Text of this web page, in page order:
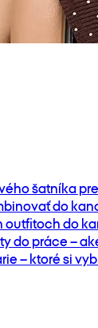
šatníka
do
outfitoch do
do práce –
– ktoré si